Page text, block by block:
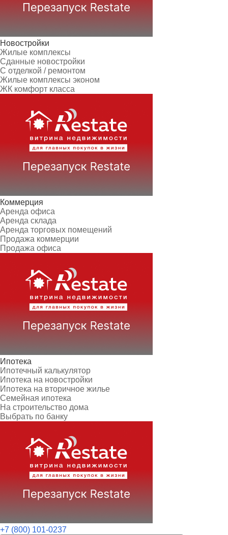
Новостройки
Жилые комплексы
Сданные новостройки
С отделкой / ремонтом
Жилые комплексы эконом
ЖК комфорт класса
Коммерция
Аренда офиса
Аренда склада
Аренда торговых помещений
Продажа коммерции
Продажа офиса
Ипотека
Ипотечный калькулятор
Ипотека на новостройки
Ипотека на вторичное жилье
Семейная ипотека
На строительство дома
Выбрать по банку
+7 (800) 101-0237